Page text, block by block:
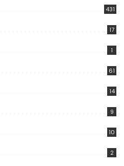
431
17
1
61
14
9
10
2